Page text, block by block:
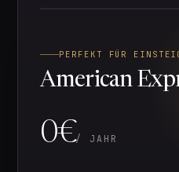
PERFEKT FÜR
American
0€/ JAHR